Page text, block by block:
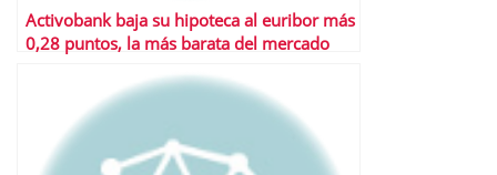
Activobank baja su hipoteca al euribor más
0,28 puntos, la más barata del mercado